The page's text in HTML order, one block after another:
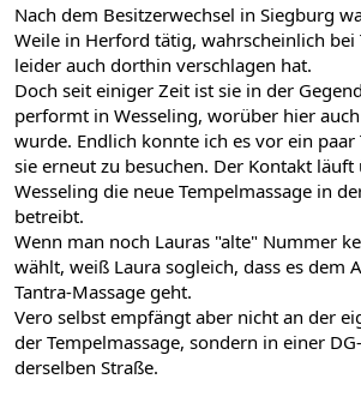
Nach dem Besitzerwechsel in Siegburg
Weile in Herford tätig, wahrscheinlich bei
leider auch dorthin verschlagen hat.
Doch seit einiger Zeit ist sie in der
performt in Wesseling, worüber hier
wurde. Endlich konnte ich es vor ein paar
sie erneut zu besuchen. Der Kontakt läuft
Wesseling die neue Tempelmassage in
betreibt.
Wenn man noch Lauras "alte" Nummer
wählt, weiß Laura sogleich, dass es dem
Tantra-Massage geht.
Vero selbst empfängt aber nicht an der
der Tempelmassage, sondern in einer
derselben Straße.